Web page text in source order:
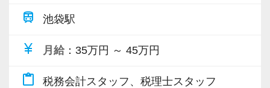
らに報酬も高水準、今後もこの全てを維持でき
るように弊社は最大限の努力を行います。
・無駄な顧客面談・訪問
・無駄な飲み会・人間関係
・無駄な慣習(スーツ着用など)
⇒チャットで十分)
てみました。興味がある方はご拝読ください
train 池袋駅
currency_yen 月給 ：35万円 ～ 45万円
content_paste 税務会計スタッフ、税理士スタッフ